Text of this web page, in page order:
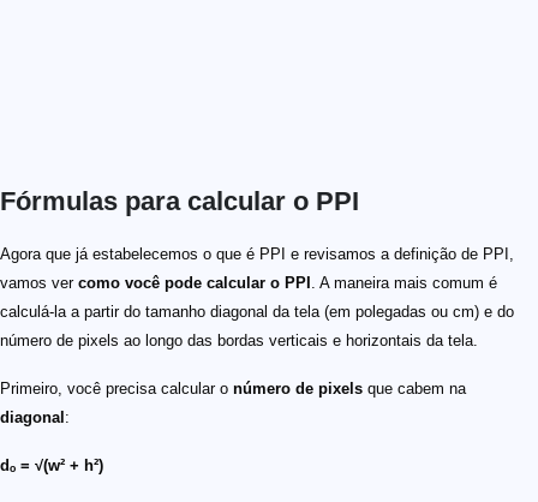
Fórmulas para calcular o PPI
Agora que já estabelecemos o que é PPI e revisamos a definição de PPI,
vamos ver como você pode calcular o PPI . A maneira mais comum é
calculá-la a partir do tamanho diagonal da tela (em polegadas ou cm) e do
número de pixels ao longo das bordas verticais e horizontais da tela.
Primeiro, você precisa calcular o número de pixels que cabem na
diagonal :
dₒ = √(w² + h²)